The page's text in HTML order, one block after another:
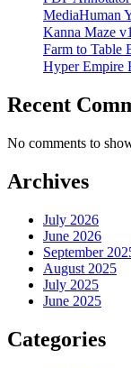
Recent
No comments to
Archives
July 2026
June 2026
September
August 2025
July 2025
June 2025
Categories